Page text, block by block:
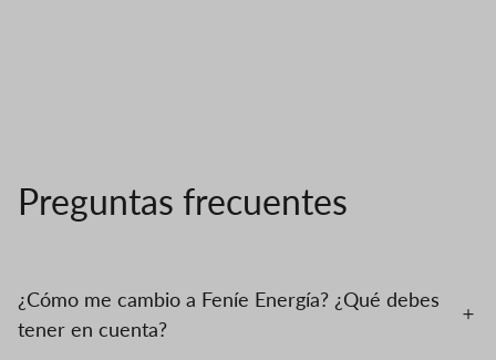
Preguntas frecuentes
¿Cómo me cambio a Feníe Energía? ¿Qué debes
tener en cuenta?